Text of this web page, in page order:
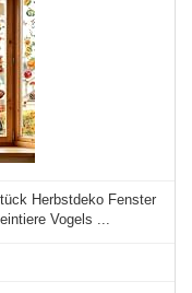
Herbstdeko Fenster
Vogels ...